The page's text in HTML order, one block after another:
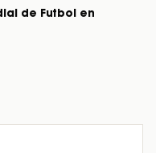
de Futbol en